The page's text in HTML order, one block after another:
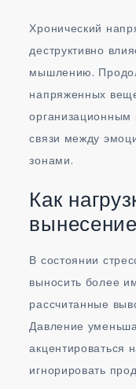
Хронический
деструктивно
мышлению.
напряженных
организационным
связи между
зонами.
Как
В состоянии
выносить более
рассчитанные
Давление
акцентироваться
игнорировать